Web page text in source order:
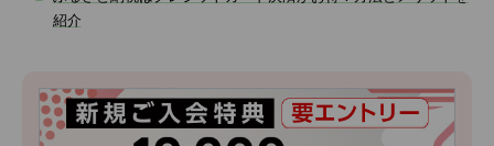
紹介